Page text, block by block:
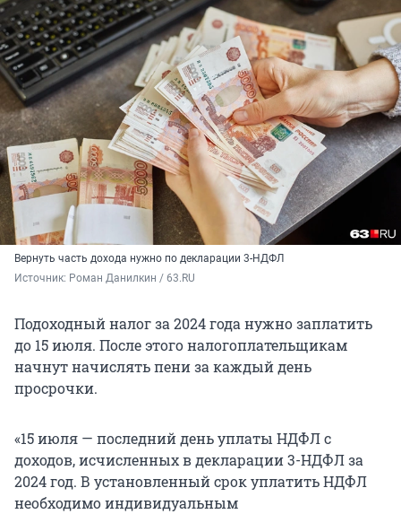
Вернуть часть дохода нужно по декларации 3-НДФЛ
Источник: Роман Данилкин / 63.RU
Подоходный налог за 2024 года нужно заплатить
до 15 июля. После этого налогоплательщикам
начнут начислять пени за каждый день
просрочки.
«15 июля — последний день уплаты НДФЛ с
доходов, исчисленных в декларации 3-НДФЛ за
2024 год. В установленный срок уплатить НДФЛ
необходимо индивидуальным